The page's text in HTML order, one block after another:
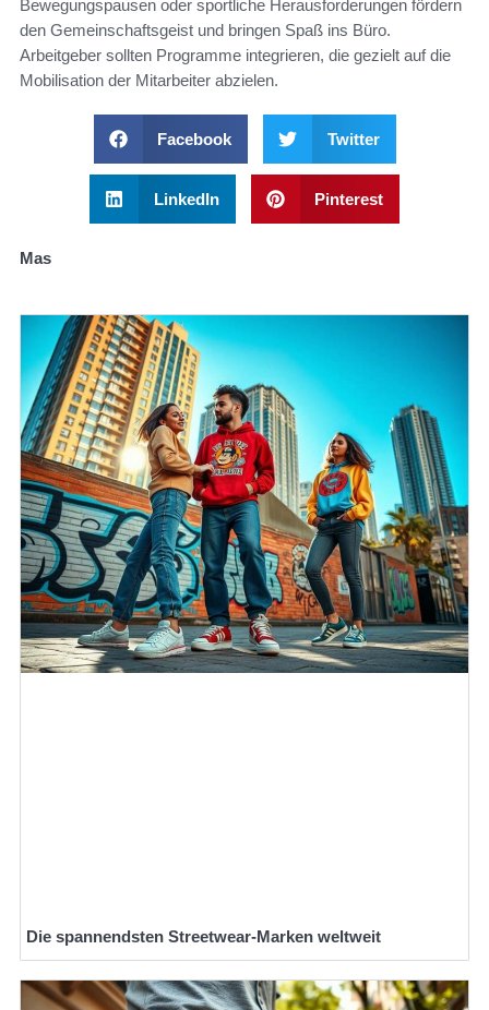
Bewegungspausen oder sportliche Herausforderungen fördern
den Gemeinschaftsgeist und bringen Spaß ins Büro.
Arbeitgeber sollten Programme integrieren, die gezielt auf die
Mobilisation der Mitarbeiter abzielen.
Facebook Twitter
LinkedIn Pinterest
Mas
Die spannendsten Streetwear-Marken weltweit